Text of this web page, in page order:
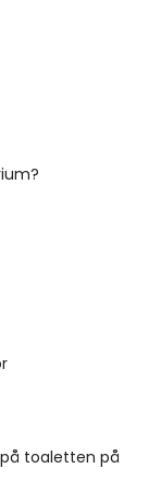
toaletten på